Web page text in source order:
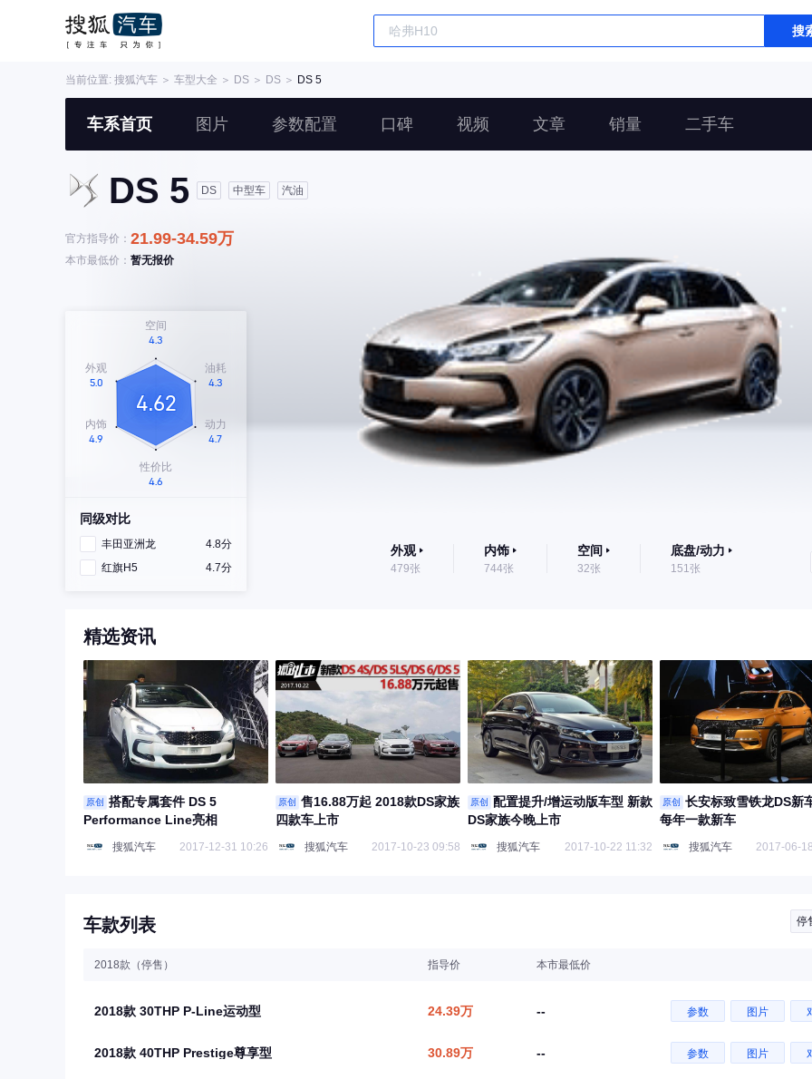
搜
当前位置: 搜狐汽车 ＞ 车型大全 ＞ DS ＞ DS ＞ DS 5
车系首页 图片 参数配置 口碑 视频 文章 销量 二手车
DS 5 DS 中型车 汽油
官方指导价： 21.99-34.59万
本市最低价： 暂无报价
同级对比
丰田亚洲龙
4.8分
红旗H5
4.7分
外观
479张
内饰
744张
空间
32张
底盘/动力
151张
精选资讯
原创
搭配专属套件 DS 5
Performance Line亮相
搜狐汽车 2017-12-31 10:26
原创
售16.88万起 2018款DS家族
四款车上市
搜狐汽车 2017-10-23 09:58
原创
配置提升/增运动版车型 新款
DS家族今晚上市
搜狐汽车 2017-10-22 11:32
原创
长安标致雪铁龙DS新
每年一款新车
搜狐汽车 2017-06-
车款列表 停
2018款（停售） 指导价 本市最低价
2018款 30THP P-Line运动型 24.39万 -- 参数 图片
2018款 40THP Prestige尊享型 30.89万 -- 参数 图片